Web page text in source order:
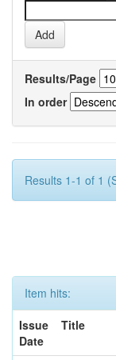
Results/Page
In order
Results 1-1 of 1
Item hits:
Issue
Date
Title